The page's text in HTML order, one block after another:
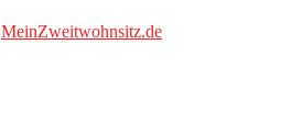
MeinZweitwohnsitz.de